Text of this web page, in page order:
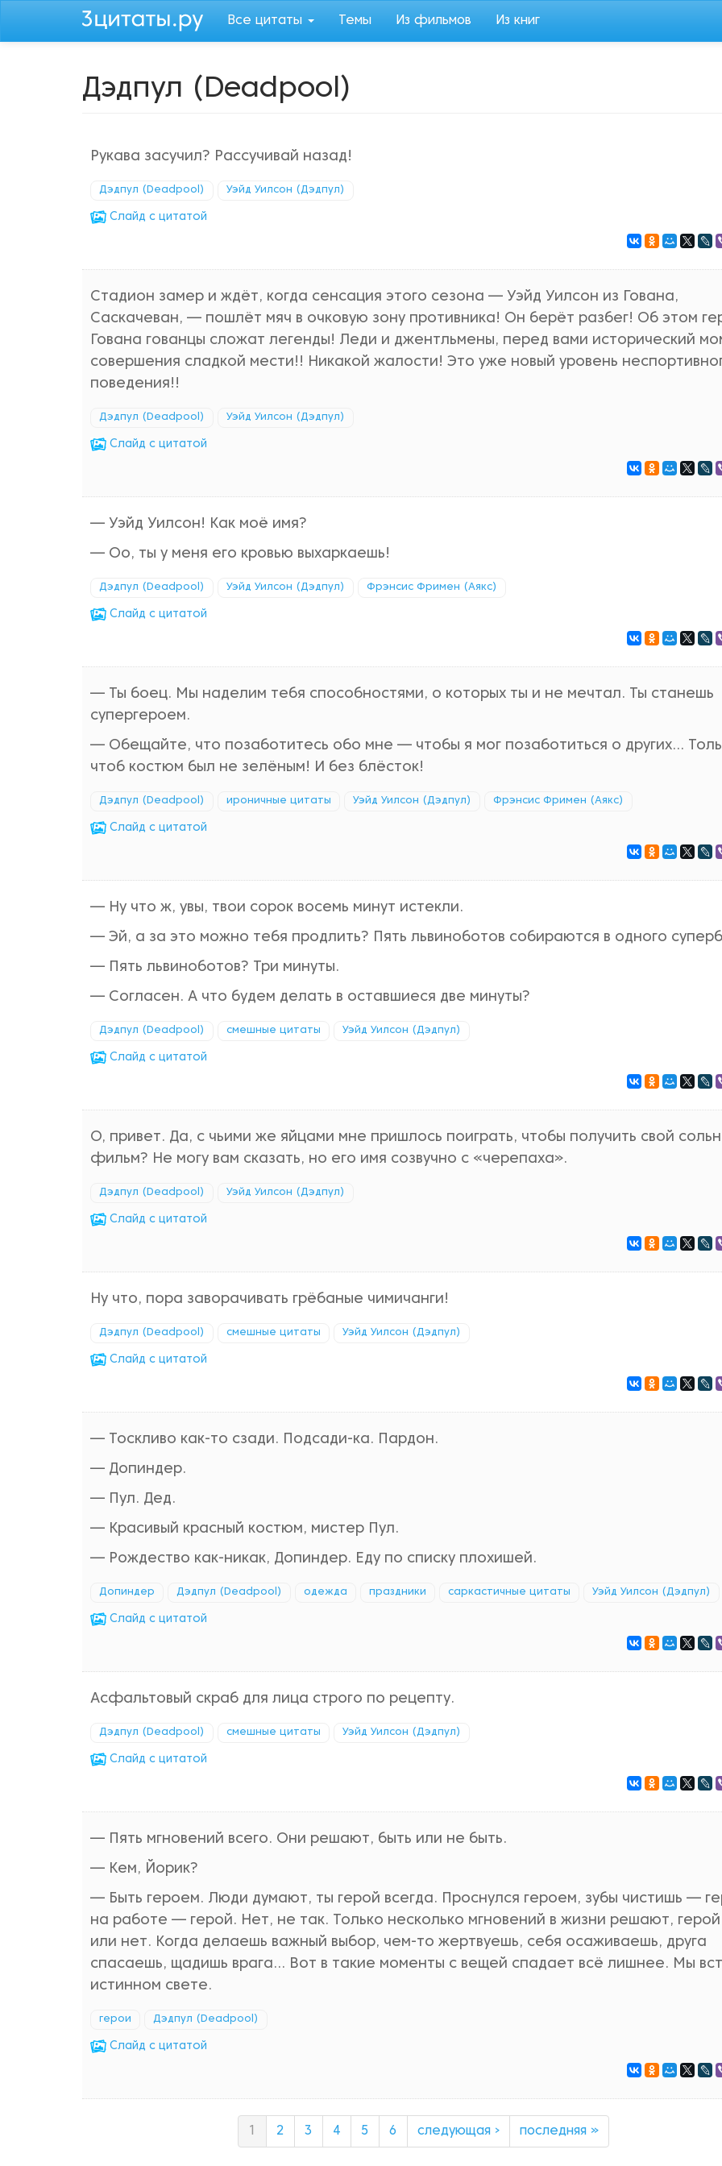
Все цитаты Темы Из фильмов Из книг
Дэдпул (Deadpool)
Рукава засучил? Рассучивай назад!
Дэдпул (Deadpool) Уэйд Уилсон (Дэдпул)
Cлайд с цитатой
Стадион замер и ждёт, когда сенсация этого сезона — Уэйд Уилсон из Гована,
Саскачеван, — пошлёт мяч в очковую зону противника! Он берёт разбег! Об этом
Гована гованцы сложат легенды! Леди и джентльмены, перед вами исторический
совершения сладкой мести!! Никакой жалости! Это уже новый уровень
поведения!!
Дэдпул (Deadpool) Уэйд Уилсон (Дэдпул)
Cлайд с цитатой
— Уэйд Уилсон! Как моё имя?
— Оо, ты у меня его кровью выхаркаешь!
Дэдпул (Deadpool) Уэйд Уилсон (Дэдпул) Фрэнсис Фримен (Аякс)
Cлайд с цитатой
— Ты боец. Мы наделим тебя способностями, о которых ты и не мечтал. Ты станешь
супергероем.
— Обещайте, что позаботитесь обо мне — чтобы я мог позаботиться о других...
чтоб костюм был не зелёным! И без блёсток!
Дэдпул (Deadpool) ироничные цитаты Уэйд Уилсон (Дэдпул) Фрэнсис Фримен (Аякс)
Cлайд с цитатой
— Ну что ж, увы, твои сорок восемь минут истекли.
— Эй, а за это можно тебя продлить? Пять львиноботов собираются в одного
— Пять львиноботов? Три минуты.
— Согласен. А что будем делать в оставшиеся две минуты?
Дэдпул (Deadpool) смешные цитаты Уэйд Уилсон (Дэдпул)
Cлайд с цитатой
О, привет. Да, с чьими же яйцами мне пришлось поиграть, чтобы получить свой
фильм? Не могу вам сказать, но его имя созвучно с «черепаха».
Дэдпул (Deadpool) Уэйд Уилсон (Дэдпул)
Cлайд с цитатой
Ну что, пора заворачивать грёбаные чимичанги!
Дэдпул (Deadpool) смешные цитаты Уэйд Уилсон (Дэдпул)
Cлайд с цитатой
— Тоскливо как-то сзади. Подсади-ка. Пардон.
— Допиндер.
— Пул. Дед.
— Красивый красный костюм, мистер Пул.
— Рождество как-никак, Допиндер. Еду по списку плохишей.
Допиндер Дэдпул (Deadpool) одежда праздники саркастичные цитаты Уэйд Уилсон (Дэдпул)
Cлайд с цитатой
Асфальтовый скраб для лица строго по рецепту.
Дэдпул (Deadpool) смешные цитаты Уэйд Уилсон (Дэдпул)
Cлайд с цитатой
— Пять мгновений всего. Они решают, быть или не быть.
— Кем, Йорик?
— Быть героем. Люди думают, ты герой всегда. Проснулся героем, зубы чистишь —
на работе — герой. Нет, не так. Только несколько мгновений в жизни решают,
или нет. Когда делаешь важный выбор, чем-то жертвуешь, себя осаживаешь, друга
спасаешь, щадишь врага... Вот в такие моменты с вещей спадает всё лишнее. Мы
истинном свете.
герои Дэдпул (Deadpool)
Cлайд с цитатой
2 3 4 5 6 следующая › последняя »